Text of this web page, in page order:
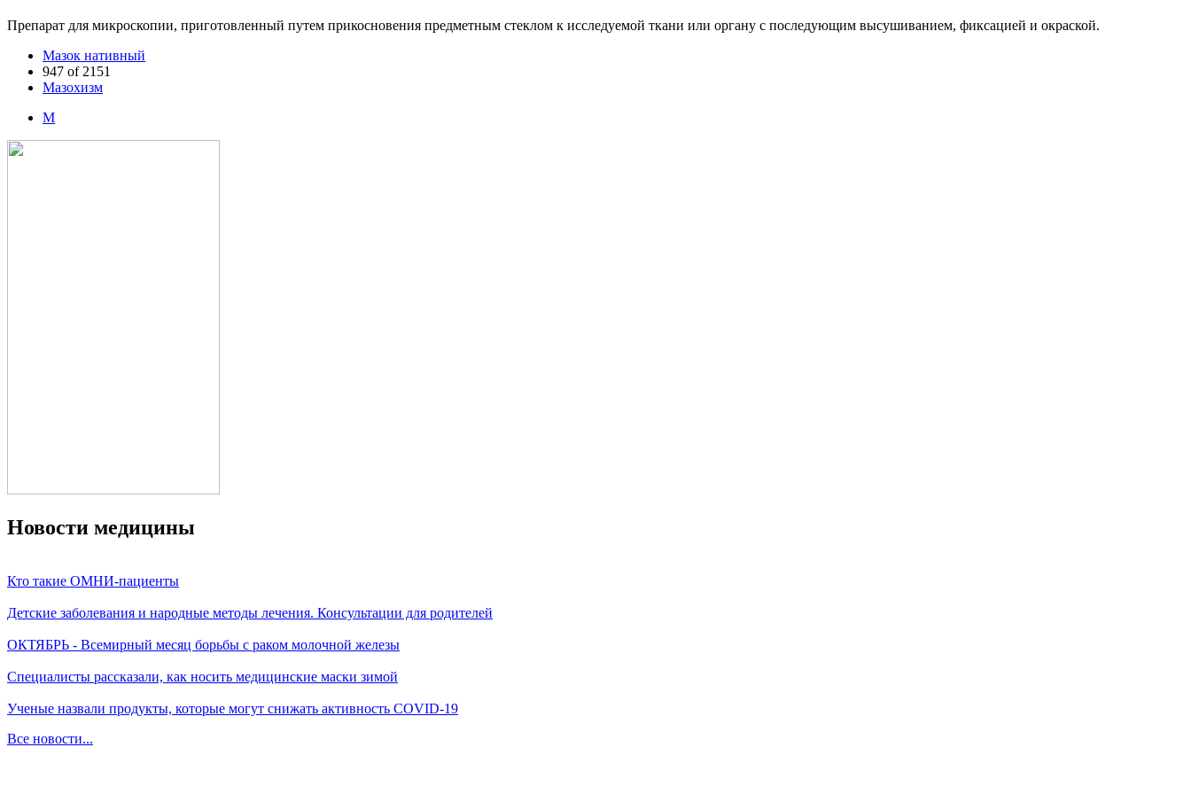
Препарат для микроскопии, приготовленный путем прикосновения предметным стеклом к исследуемой ткани или органу с последующим высушиванием, фиксацией и окраской.
Мазок нативный
947 of 2151
Мазохизм
М
Новости медицины
Кто такие ОМНИ-пациенты
Детские заболевания и народные методы лечения. Консультации для родителей
ОКТЯБРЬ - Всемирный месяц борьбы с раком молочной железы
Специалисты рассказали, как носить медицинские маски зимой
Ученые назвали продукты, которые могут снижать активность COVID-19
Все новости...